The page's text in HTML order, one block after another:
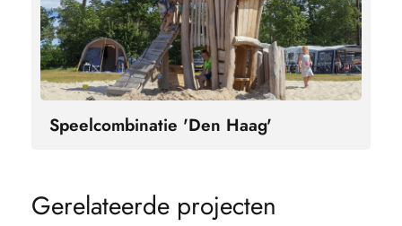
Speelcombinatie 'Den Haag'
Gerelateerde projecten